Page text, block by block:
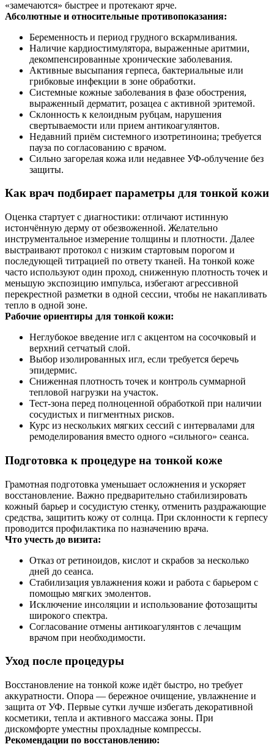
«замечаются» быстрее и протекают ярче.
Абсолютные и относительные противопоказания:
Беременность и период грудного вскармливания.
Наличие кардиостимулятора, выраженные аритмии,
декомпенсированные хронические заболевания.
Активные высыпания герпеса, бактериальные или
грибковые инфекции в зоне обработки.
Системные кожные заболевания в фазе обострения,
выраженный дерматит, розацеа с активной эритемой.
Склонность к келоидным рубцам, нарушения
свертываемости или прием антикоагулянтов.
Недавний приём системного изотретиноина; требуется
пауза по согласованию с врачом.
Сильно загорелая кожа или недавнее УФ-облучение без
защиты.
Как врач подбирает параметры для тонкой кожи
Оценка стартует с диагностики: отличают истинную
истончённую дерму от обезвоженной. Желательно
инструментальное измерение толщины и плотности. Далее
выстраивают протокол с низким стартовым порогом и
последующей титрацией по ответу тканей. На тонкой коже
часто используют один проход, сниженную плотность точек и
меньшую экспозицию импульса, избегают агрессивной
перекрестной разметки в одной сессии, чтобы не накапливать
тепло в одной зоне.
Рабочие ориентиры для тонкой кожи:
Неглубокое введение игл с акцентом на сосочковый и
верхний сетчатый слой.
Выбор изолированных игл, если требуется беречь
эпидермис.
Сниженная плотность точек и контроль суммарной
тепловой нагрузки на участок.
Тест-зона перед полноценной обработкой при наличии
сосудистых и пигментных рисков.
Курс из нескольких мягких сессий с интервалами для
ремоделирования вместо одного «сильного» сеанса.
Подготовка к процедуре на тонкой коже
Грамотная подготовка уменьшает осложнения и ускоряет
восстановление. Важно предварительно стабилизировать
кожный барьер и сосудистую стенку, отменить раздражающие
средства, защитить кожу от солнца. При склонности к герпесу
проводится профилактика по назначению врача.
Что учесть до визита:
Отказ от ретиноидов, кислот и скрабов за несколько
дней до сеанса.
Стабилизация увлажнения кожи и работа с барьером с
помощью мягких эмолентов.
Исключение инсоляции и использование фотозащиты
широкого спектра.
Согласование отмены антикоагулянтов с лечащим
врачом при необходимости.
Уход после процедуры
Восстановление на тонкой коже идёт быстро, но требует
аккуратности. Опора — бережное очищение, увлажнение и
защита от УФ. Первые сутки лучше избегать декоративной
косметики, тепла и активного массажа зоны. При
дискомфорте уместны прохладные компрессы.
Рекомендации по восстановлению: